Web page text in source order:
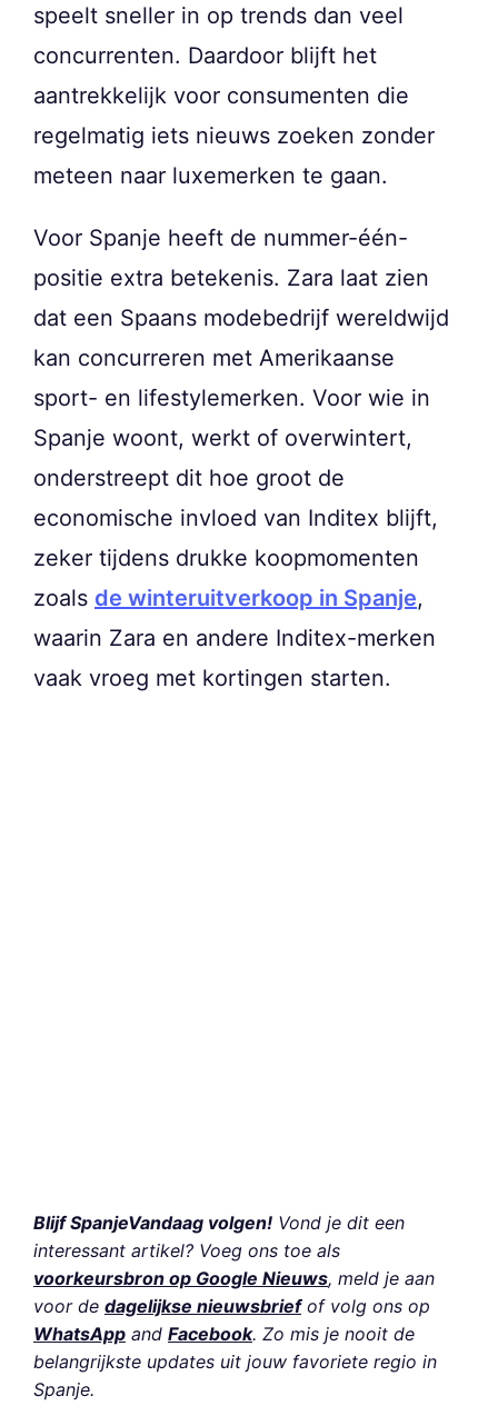
speelt sneller in op trends dan veel
concurrenten. Daardoor blijft het
aantrekkelijk voor consumenten die
regelmatig iets nieuws zoeken zonder
meteen naar luxemerken te gaan.
Voor Spanje heeft de nummer-één-
positie extra betekenis. Zara laat zien
dat een Spaans modebedrijf wereldwijd
kan concurreren met Amerikaanse
sport- en lifestylemerken. Voor wie in
Spanje woont, werkt of overwintert,
onderstreept dit hoe groot de
economische invloed van Inditex blijft,
zeker tijdens drukke koopmomenten
zoals de winteruitverkoop in Spanje,
waarin Zara en andere Inditex-merken
vaak vroeg met kortingen starten.
Blijf SpanjeVandaag volgen! Vond je dit een
interessant artikel? Voeg ons toe als
voorkeursbron op Google Nieuws, meld je aan
voor de dagelijkse nieuwsbriefof volg ons op
WhatsApp and Facebook. Zo mis je nooit de
belangrijkste updates uit jouw favoriete regio in
Spanje.